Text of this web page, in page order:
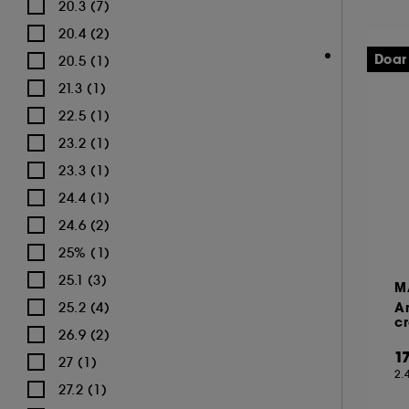
RMS BEAUTY (1)
SEASONLY (1)
SEPHORA COLLECTION (196)
SEPHORA FAVORITES (1)
SHISEIDO (5)
SOL DE JANEIRO (1)
SUMMER FRIDAYS (11)
TARTE (75)
Tarte (8)
TATCHA (2)
THE INKEY LIST (3)
THE ORDINARY (1)
TOM FORD (37)
TOO FACED (51)
20.3 (7)
20.4 (2)
20.5 (1)
21.3 (1)
22.5 (1)
23.2 (1)
23.3 (1)
24.4 (1)
24.6 (2)
25% (1)
25.1 (3)
25.2 (4)
26.9 (2)
27 (1)
27.2 (1)